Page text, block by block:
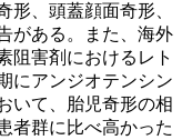
形、頭蓋顔面奇形、
がある。また、海外
阻害剤におけるレト
にアンジオテンシン
いて、胎児奇形の相
者群に比べ高かった